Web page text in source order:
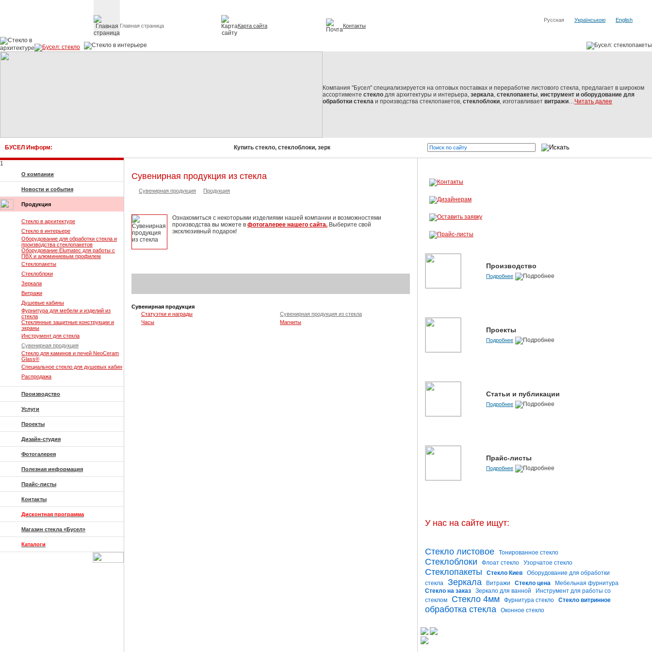
Главная страница Карта сайта Контакты
Русская Українською English
Компания "Бусел" специализируется на оптовых поставках и переработке листового стекла, предлагает в широком
ассортименте стекло для архитектуры и интерьера, зеркала, стеклопакеты, инструмент и оборудование для
обработки стекла и производства стеклопакетов, стеклоблоки, изготавливает витражи…Читать далее
БУСЕЛ Информ: Купить стекло, стеклоблоки, зеркала, стеклопакеты! Бусел - стекло от мировых производителей Бусел - резка стекла,
1
О компании
Новости и события
Продукция
Стекло в архитектуре
Стекло в интерьере
Оборудование для обработки стекла и
производства стеклопакетов
Оборудование Elumatec для работы с
ПВХ и алюминиевым профилем
Стеклопакеты
Стеклоблоки
Зеркала
Витражи
Душевые кабины
Фурнитура для мебели и изделий из
стекла
Стеклянные защитные конструкции и
экраны
Инструмент для стекла
Сувенирная продукция
Стекло для каминов и печей NeoCeram
Glass®
Специальное стекло для душевых кабин
Распродажа
Производство
Услуги
Проекты
Дизайн-студия
Фотогалерея
Полезная информация
Прайс-листы
Контакты
Дисконтная программа
Магазин стекла «Бусел»
Каталоги
Сувенирная продукция из стекла
Сувенирная продукция Продукция
Ознакомиться с некоторыми изделиями нашей компании и возможностями
производства вы можете в фотогалерее нашего сайта. Выберите свой
эксклюзивный подарок!
Сувенирная продукция
Статуэтки и награды
Сувенирная продукция из стекла
Часы
Магниты
Производство
Подробнее
Проекты
Подробнее
Статьи и публикации
Подробнее
Прайс-листы
Подробнее
У нас на сайте ищут:
Стекло листовое Тонированное стекло
Стеклоблоки Флоат стекло Узорчатое стекло
Стеклопакеты Стекло Киев
Оборудование для обработки
стекла
Зеркала Витражи Стекло цена
Мебельная фурнитура
Стекло на заказ
Зеркало для ванной
Инструмент для работы со
стеклом
Стекло 4мм Фурнитура стекло Стекло витринное
обработка стекла Оконное стекло